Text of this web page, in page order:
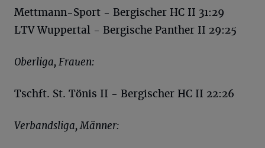
Mettmann-Sport - Bergischer HC II 31:29
LTV Wuppertal - Bergische Panther II 29:25
Oberliga, Frauen:
Tschft. St. Tönis II - Bergischer HC II 22:26
Verbandsliga, Männer: